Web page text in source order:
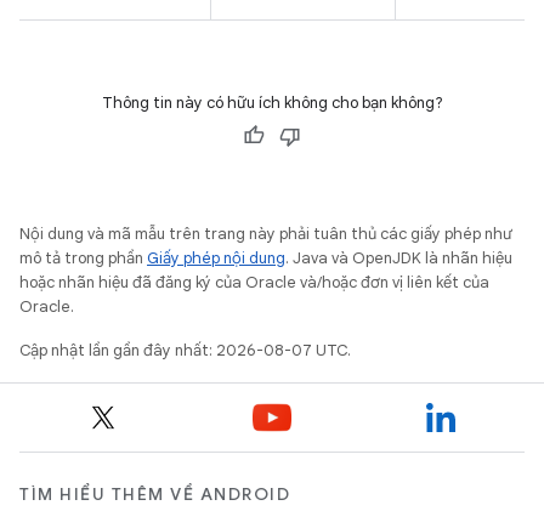
Thông tin này có hữu ích không cho bạn không?
Nội dung và mã mẫu trên trang này phải tuân thủ các giấy phép như
mô tả trong phần Giấy phép nội dung. Java và OpenJDK là nhãn hiệu
hoặc nhãn hiệu đã đăng ký của Oracle và/hoặc đơn vị liên kết của
Oracle.
Cập nhật lần gần đây nhất: 2026-08-07 UTC.
TÌM HIỂU THÊM VỀ ANDROID